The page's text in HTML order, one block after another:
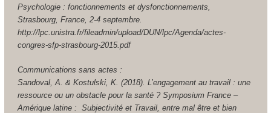
Psychologie : fonctionnements et dysfonctionnements,
Strasbourg, France, 2-4 septembre.
http://lpc.unistra.fr/fileadmin/upload/DUN/lpc/Agenda/actes-
congres-sfp-strasbourg-2015.pdf
Communications sans actes :
Sandoval, A. & Kostulski, K. (2018). L’engagement au travail : une
ressource ou un obstacle pour la santé ? Symposium France –
Amérique latine : Subjectivité et Travail, entre mal être et bien